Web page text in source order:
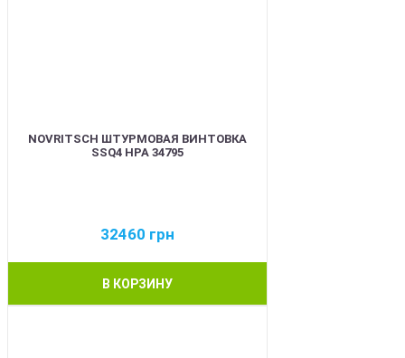
NOVRITSCH ШТУРМОВАЯ ВИНТОВКА
SSQ4 HPA 34795
32460 грн
В КОРЗИНУ